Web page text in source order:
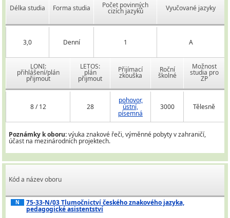
Délka studia Forma studia Počet povinných
cizích jazyků Vyučované jazyky
3,0 Denní 1 A
LONI:
přihlášení/plán
přijmout
LETOS:
plán
přijmout
Přijímací
zkouška
Roční
školné
Možnost
studia pro
ZP
8 / 12 28
pohovor,
ústní,
písemná
3000 Tělesně
Poznámky k oboru:výuka znakové řeči, výměnné pobyty v zahraničí,
účast na mezinárodních projektech.
Kód a název oboru
N 75-33-N/03 Tlumočnictví českého znakového jazyka,
pedagogické asistentství